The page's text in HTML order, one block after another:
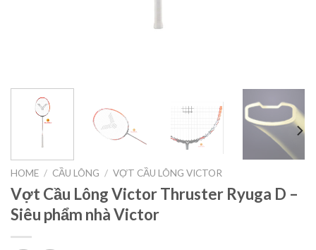
HOME / CẦU LÔNG / VỢT CẦU LÔNG VICTOR
Vợt Cầu Lông Victor Thruster Ryuga D –
Siêu phẩm nhà Victor